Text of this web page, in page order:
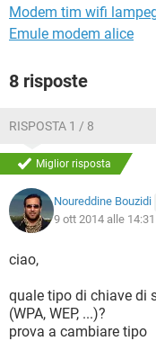
Modem tim wifi
Emule modem alice
8 risposte
RISPOSTA 1 / 8
Miglior risposta
Noureddine Bouzidi
9 ott 2014 alle 14:31
ciao,
quale tipo di chiave di
(WPA, WEP, ...)?
prova a cambiare tipo